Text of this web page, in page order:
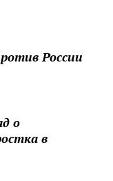
России
о
в